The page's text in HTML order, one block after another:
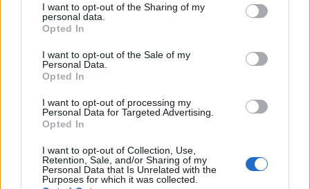
not limited to your visit or usage behaviour. You may click to
grant or deny consent to Google and its third-party tags to
use your data for below specified purposes in below Google
consent section.
I want to opt-out of the Sharing of my
personal data.
Opted In
I want to opt-out of the Sale of my
Personal Data.
Opted In
I want to opt-out of processing my
Personal Data for Targeted Advertising.
Opted In
I want to opt-out of Collection, Use,
Retention, Sale, and/or Sharing of my
Personal Data that Is Unrelated with the
Purposes for which it was collected.
Partners, ενώ σύμφωνα με τους καλά
γνωρίζοντες τα της αγοράς οι επενδύσεις του
fund στη βιομηχανία τροφίμων θα συνεχιστούν.
Vamvalis Foods
Ζωηρό παραμένει το ενδιαφέρον του
Capitalγια την εγχώρια βιομηχανία τροφίμων,